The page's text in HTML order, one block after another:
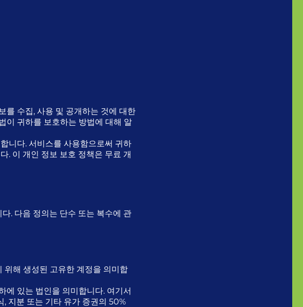
를 수집, 사용 및 공개하는 것에 대한
이 귀하를 보호하는 방법에 대해 알
니다. 서비스를 사용함으로써 귀하
. 이 개인 정보 보호 정책은 무료 개
. 다음 정의는 단수 또는 복수에 관
위해 생성된 고유한 계정을 의미합
에 있는 법인을 의미합니다. 여기서
지분 또는 기타 유가 증권의 50%